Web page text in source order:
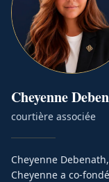
Cheyenne
courtière associée
Cheyenne
Cheyenne a co-